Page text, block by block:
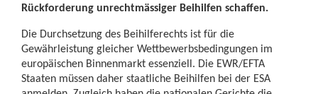
Rückforderung unrechtmässiger Beihilfen schaffen.
Die Durchsetzung des Beihilferechts ist für die
Gewährleistung gleicher Wettbewerbsbedingungen im
europäischen Binnenmarkt essenziell. Die EWR/EFTA
Staaten müssen daher staatliche Beihilfen bei der ESA